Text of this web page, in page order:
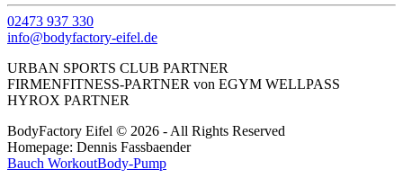
02473 937 330
info@bodyfactory-eifel.de
URBAN SPORTS CLUB PARTNER
FIRMENFITNESS-PARTNER von EGYM WELLPASS
HYROX PARTNER
BodyFactory Eifel © 2026 - All Rights Reserved
Homepage: Dennis Fassbaender
Bauch WorkoutBody-Pump